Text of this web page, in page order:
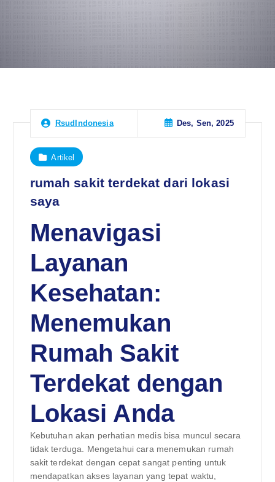
RsudIndonesia Des, Sen, 2025
Artikel
rumah sakit terdekat dari lokasi
saya
Menavigasi
Layanan
Kesehatan:
Menemukan
Rumah Sakit
Terdekat dengan
Lokasi Anda
Kebutuhan akan perhatian medis bisa muncul secara
tidak terduga. Mengetahui cara menemukan rumah
sakit terdekat dengan cepat sangat penting untuk
mendapatkan akses layanan yang tepat waktu,